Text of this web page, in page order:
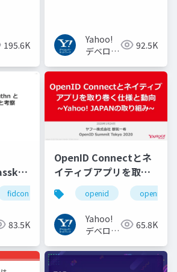
195.6K
Yahoo!
デベロッ
トワーク
92.5K
察fidcon
83.5K
OpenID Connectとネ
イティブアプリを取り
巻く仕様と動向 Yahoo!
JAPANの取り組み
#openid
#openid_tokyo
openid
Yahoo!
デベロッ
トワーク
65.8K